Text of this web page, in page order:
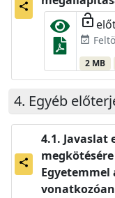
share
lock_open
event_available
2 MB
Egyéb
share
Javaslat
Egyetemmel
vonatkozóan